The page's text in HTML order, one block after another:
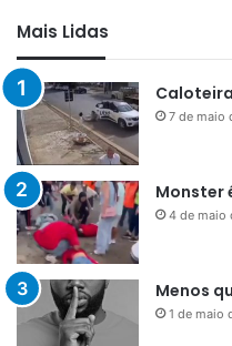
Mais Lidas
7 de maio
Monster
4 de maio
Menos
1 de maio